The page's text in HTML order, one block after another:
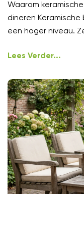
Waarom
dineren
een hoger niveau.
Lees Verder...